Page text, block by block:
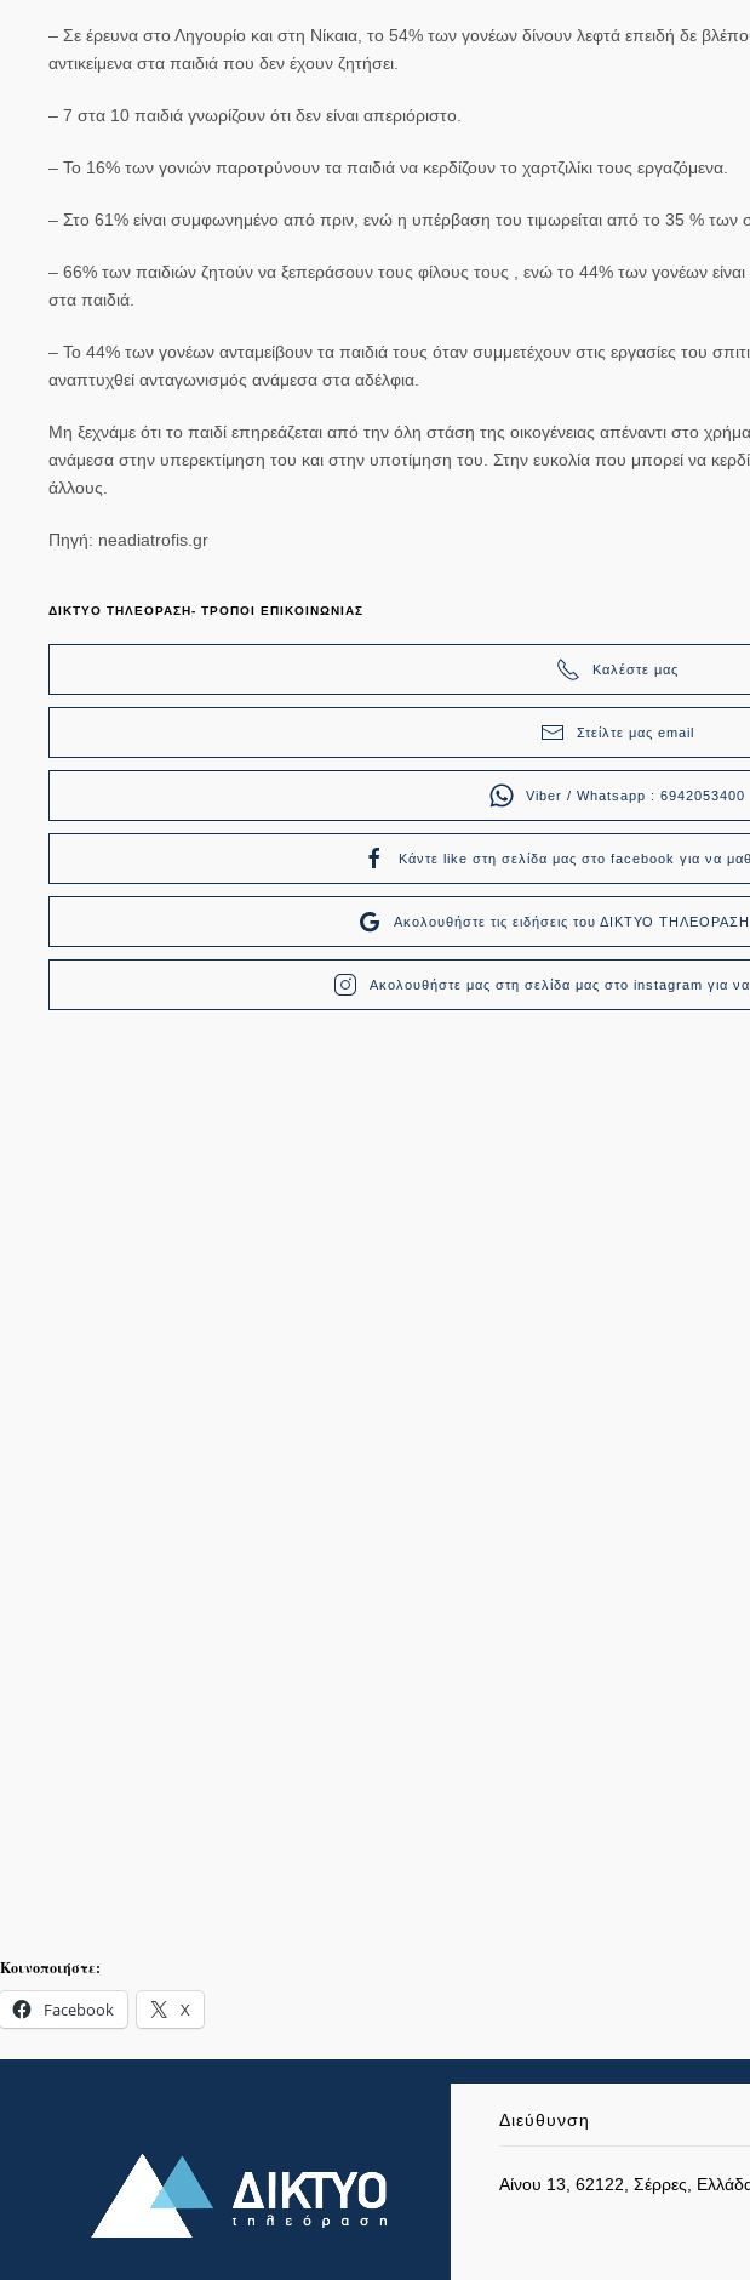
– Σε έρευνα στο Ληγουρίο και στη Νίκαια, το 54% των γονέων δίνουν λεφτά επειδή δε
αντικείμενα στα παιδιά που δεν έχουν ζητήσει.
– 7 στα 10 παιδιά γνωρίζουν ότι δεν είναι απεριόριστο.
– Το 16% των γονιών παροτρύνουν τα παιδιά να κερδίζουν το χαρτζιλίκι τους εργαζόμενα.
– Στο 61% είναι συμφωνημένο από πριν, ενώ η υπέρβαση του τιμωρείται από το 35 % των
– 66% των παιδιών ζητούν να ξεπεράσουν τους φίλους τους , ενώ το 44% των γονέων
στα παιδιά.
– Το 44% των γονέων ανταμείβουν τα παιδιά τους όταν συμμετέχουν στις εργασίες του
αναπτυχθεί ανταγωνισμός ανάμεσα στα αδέλφια.
Μη ξεχνάμε ότι το παιδί επηρεάζεται από την όλη στάση της οικογένειας απέναντι στο
ανάμεσα στην υπερεκτίμηση του και στην υποτίμηση του. Στην ευκολία που μπορεί να
άλλους.
Πηγή: neadiatrofis.gr
ΔΙΚΤΥΟ ΤΗΛΕΟΡΑΣΗ- ΤΡΟΠΟΙ ΕΠΙΚΟΙΝΩΝΙΑΣ
Καλέστε μας
Στείλτε μας email
Viber / Whatsapp : 6942053400
Κάντε like στη σελίδα μας στο facebook για να
Ακολουθήστε τις ειδήσεις του ΔΙΚΤΥΟ
Ακολουθήστε μας στη σελίδα μας στο instagram για να
Κοινοποιήστε:
Facebook X
Διεύθυνση
Αίνου 13, 62122, Σέρρες,